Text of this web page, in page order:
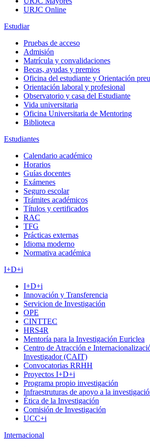
URJC Online
Estudiar
Pruebas de acceso
Admisión
Matrícula y convalidaciones
Becas, ayudas y premios
Oficina del estudiante y Orientación
Orientación laboral y profesional
Observatorio y casa del Estudiante
Vida universitaria
Oficina Universitaria de Mentoring
Biblioteca
Estudiantes
Calendario académico
Horarios
Guías docentes
Exámenes
Seguro escolar
Trámites académicos
Títulos y certificados
RAC
TFG
Prácticas externas
Idioma moderno
Normativa académica
I+D+i
I+D+i
Innovación y Transferencia
Servicion de Investigación
OPE
CINTTEC
HRS4R
Mentoría para la Investigación Euriclea
Centro de Atracción e
Investigador (CAIT)
Convocatorias RRHH
Proyectos I+D+i
Programa propio investigación
Infraestruturas de apoyo a la
Ética de la Investigación
Comisión de Investigación
UCC+i
Internacional